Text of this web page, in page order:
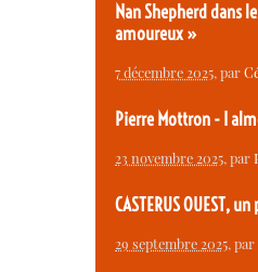
Nan Shepherd dans
amoureux »
7 décembre 2025, par
Pierre Mottron - I
23 novembre 2025, par
CASTERUS OUEST,
29 septembre 2025, par